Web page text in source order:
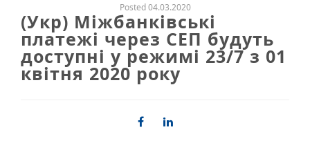
Posted 04.03.2020
(Укр) Міжбанківські
платежі через СЕП будуть
доступні у режимі 23/7 з 01
квітня 2020 року